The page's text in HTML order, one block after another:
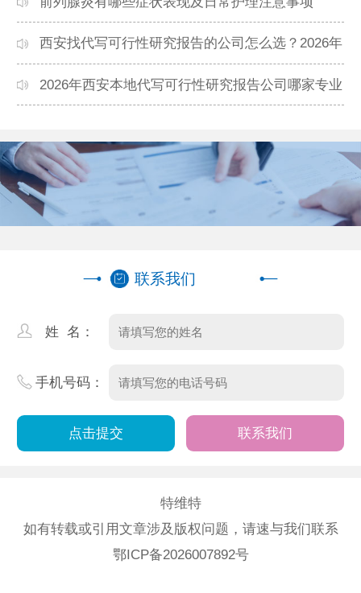
西安找代写可行性研究报告的公司怎么选？2026年
本地高口碑机构排名
2026年西安本地代写可行性研究报告公司哪家专业
联系我们
姓 名：
手机号码：
联系我们
特维特
如有转载或引用文章涉及版权问题，请速与我们联系
鄂ICP备2026007892号